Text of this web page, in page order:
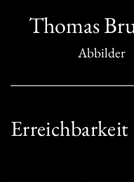
InhaltThomas
Abbilder
Erreichbarkeit